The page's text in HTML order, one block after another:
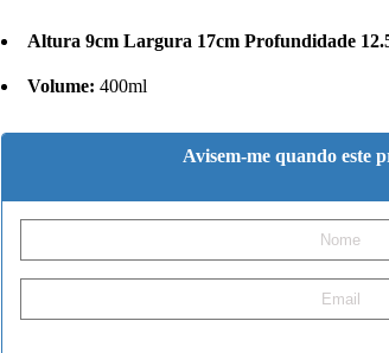
Altura 9cm Largura 17cm Profundidade
Volume: 400ml
Avisem-me quando este